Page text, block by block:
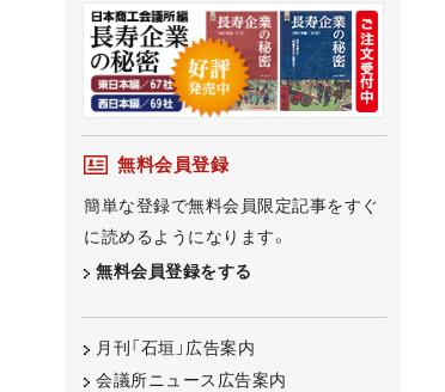
無料会員登録
簡単な登録で無料会員限定記事をすぐ
に読めるようになります。
無料会員登録をする
月刊「石垣」広告案内
会議所ニュース広告案内